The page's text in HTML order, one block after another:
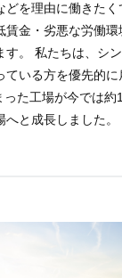
どを理由に働きたく
賃金・劣悪な労働環
す。 私たちは、シ
ている方を優先的に
た工場が今では約
と成長しました。